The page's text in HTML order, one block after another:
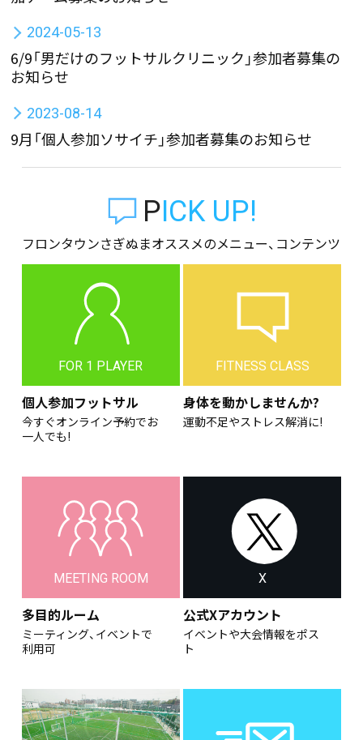
2024-05-13
6/9「男だけのフットサルクリニック」参加者募集の
お知らせ
2023-08-14
9月「個人参加ソサイチ」参加者募集のお知らせ
PICK UP!
フロンタウンさぎぬまオススメのメニュー、コンテンツ
FOR 1 PLAYER
個人参加フットサル
今すぐオンライン予約でお
一人でも!
FITNESS CLASS
身体を動かしませんか?
運動不足やストレス解消に!
MEETING ROOM
多目的ルーム
ミーティング、イベントで
利用可
X
公式Xアカウント
イベントや大会情報をポス
ト